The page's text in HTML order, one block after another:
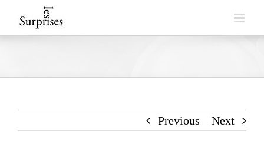
to
Previous Next